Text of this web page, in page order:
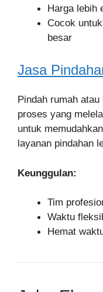
Harga lebih
Cocok
besar
Jasa
Pindah rumah
proses yang
untuk
layanan pindahan
Keunggulan:
Tim
Waktu
Hemat